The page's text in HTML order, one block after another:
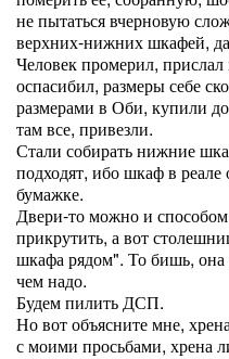
не пытаться вчерновую
верхних-нижних шкафей,
Человек промерил,
оспасибил, размеры себе
размерами в Оби, купили
там все, привезли.
Стали собирать нижние
подходят, ибо шкаф в
бумажке.
Двери-то можно и способом
прикрутить, а вот
шкафа рядом". То бишь, она
чем надо.
Будем пилить ДСП.
Но вот объясните мне,
с моими просьбами, хрена